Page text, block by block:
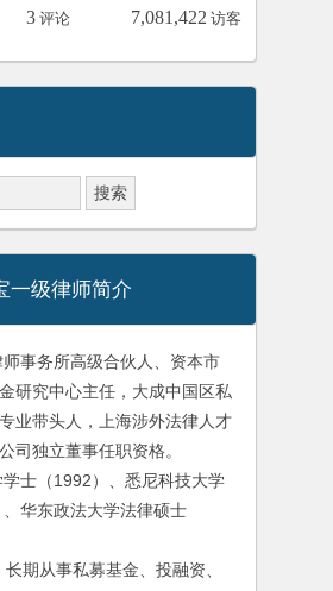
3 评论 7,081,422 访客
一级律师简介
事务所高级合伙人、资本市
研究中心主任，大成中国区私
业带头人，上海涉外法律人才
司独立董事任职资格。
士（1992）、悉尼科技大学
华东政法大学法律硕士
从事私募基金、投融资、